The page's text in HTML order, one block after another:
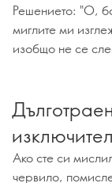
Решението: "О,
миглите ми
изобщо не се
Ако сте си
червило,